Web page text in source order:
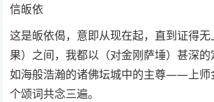
信皈依
这是皈依偈，意即从现在起，直到证得
果）之间，我都以（对金刚萨埵）甚深
如海般浩瀚的诸佛坛城中的主尊――上师
个颂词共念三遍。